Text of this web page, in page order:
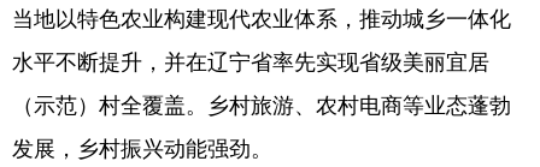
当地以特色农业构建现代农业体系，推动城乡一体化
水平不断提升，并在辽宁省率先实现省级美丽宜居
（示范）村全覆盖。乡村旅游、农村电商等业态蓬勃
发展，乡村振兴动能强劲。